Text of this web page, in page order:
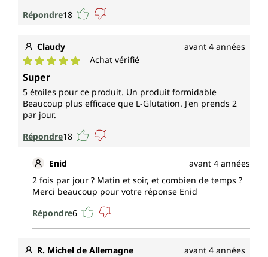
Répondre18
Claudy avant 4 années
Note moyenne de 5 sur 5 étoiles
Achat vérifié
Super
5 étoiles pour ce produit. Un produit formidable
Beaucoup plus efficace que L-Glutation. J'en prends 2
par jour.
Répondre18
Enid
avant 4 années
2 fois par jour ? Matin et soir, et combien de temps ?
Merci beaucoup pour votre réponse Enid
Répondre6
R. Michel de Allemagne avant 4 années